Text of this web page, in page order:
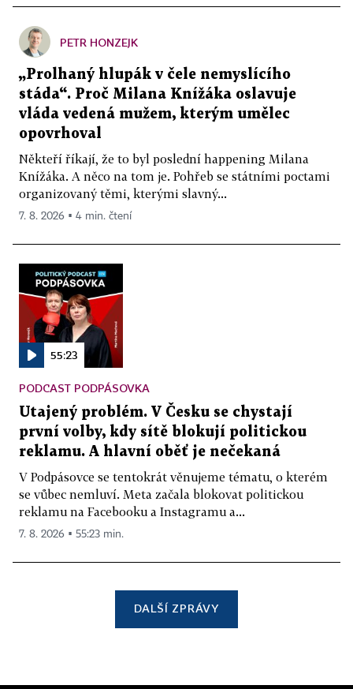
PETR HONZEJK
„Prolhaný hlupák v čele nemyslícího
stáda“. Proč Milana Knížáka oslavuje
vláda vedená mužem, kterým umělec
opovrhoval
Někteří říkají, že to byl poslední happening Milana
Knížáka. A něco na tom je. Pohřeb se státními poctami
organizovaný těmi, kterými slavný...
7. 8. 2026 ▪ 4 min. čtení
55:23
PODCAST PODPÁSOVKA
Utajený problém. V Česku se chystají
první volby, kdy sítě blokují politickou
reklamu. A hlavní oběť je nečekaná
V Podpásovce se tentokrát věnujeme tématu, o kterém
se vůbec nemluví. Meta začala blokovat politickou
reklamu na Facebooku a Instagramu a...
7. 8. 2026 ▪ 55:23 min.
DALŠÍ ZPRÁVY